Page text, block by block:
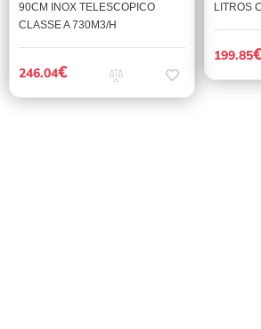
90CM INOX TELESCOPICO
CLASSE A 730M3/H
246.04€
LITROS
199.85